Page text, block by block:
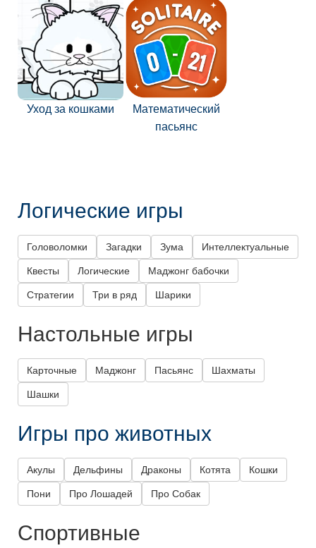
Уход за кошками
Математический
пасьянс
Логические игры
Головоломки Загадки Зума Интеллектуальные
Квесты Логические Маджонг бабочки
Стратегии Три в ряд Шарики
Настольные игры
Карточные Маджонг Пасьянс Шахматы
Шашки
Игры про животных
Акулы Дельфины Драконы Котята Кошки
Пони Про Лошадей Про Собак
Спортивные